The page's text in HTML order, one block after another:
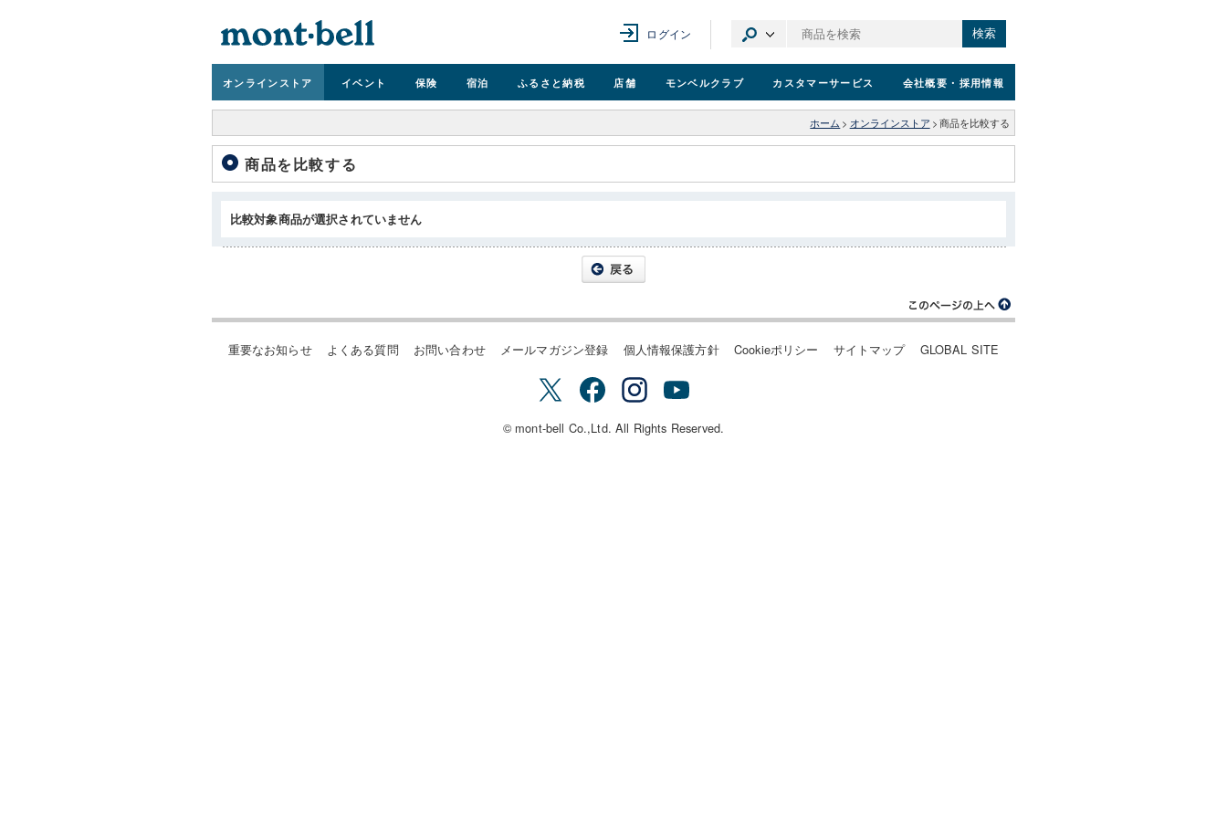
ログイン 検索
オンラインストア イベント 保険 宿泊 ふるさと納税 店舗 モンベルクラブ カスタマーサービス 会社概要 ・採用情報
ホーム > オンラインストア > 商品を比較する
商品を比較する
比較対象商品が選択されていません
重要なお知らせ よくある質問 お問い合わせ メールマガジン登録 個人情報保護方針 Cookieポリシー サイトマップ GLOBAL SITE
© mont-bell Co.,Ltd. All Rights Reserved.